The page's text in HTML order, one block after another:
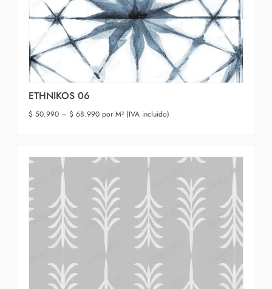
ETHNIKOS 06
$50.990 – $68.990por M² (IVA incluido)